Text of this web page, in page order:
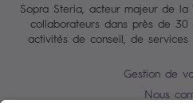
Sopra Steria, acteur majeur de
collaborateurs dans près de 30
activités de conseil, de services
Gestion de
Nous